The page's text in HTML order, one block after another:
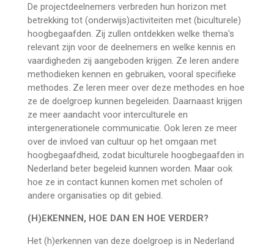
De projectdeelnemers verbreden hun horizon met
betrekking tot (onderwijs)activiteiten met (biculturele)
hoogbegaafden. Zij zullen ontdekken welke thema's
relevant zijn voor de deelnemers en welke kennis en
vaardigheden zij aangeboden krijgen. Ze leren andere
methodieken kennen en gebruiken, vooral specifieke
methodes. Ze leren meer over deze methodes en hoe
ze de doelgroep kunnen begeleiden. Daarnaast krijgen
ze meer aandacht voor interculturele en
intergenerationele communicatie. Ook leren ze meer
over de invloed van cultuur op het omgaan met
hoogbegaafdheid, zodat biculturele hoogbegaafden in
Nederland beter begeleid kunnen worden. Maar ook
hoe ze in contact kunnen komen met scholen of
andere organisaties op dit gebied.
(H)EKENNEN, HOE DAN EN HOE VERDER?
Het (h)erkennen van deze doelgroep is in Nederland